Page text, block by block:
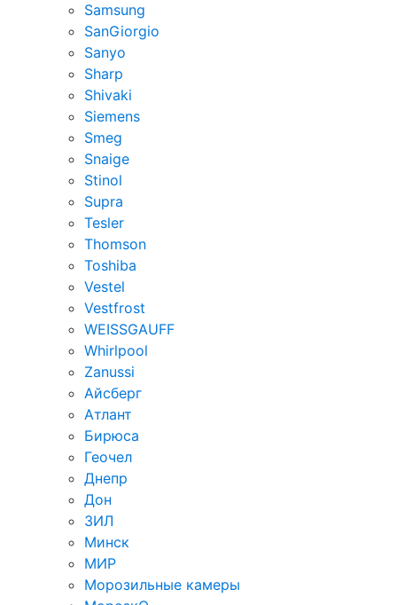
Samsung
SanGiorgio
Sanyo
Sharp
Shivaki
Siemens
Smeg
Snaige
Stinol
Supra
Tesler
Thomson
Toshiba
Vestel
Vestfrost
WEISSGAUFF
Whirlpool
Zanussi
Айсберг
Атлант
Бирюса
Геочел
Днепр
Дон
ЗИЛ
Минск
МИР
Морозильные камеры